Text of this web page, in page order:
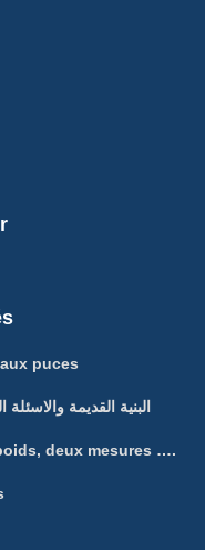
puces
البنية القديمة
deux mesures ….